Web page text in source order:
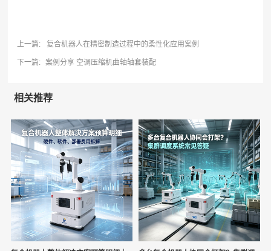
上一篇: 复合机器人在精密制造过程中的柔性化应用案例
下一篇: 案例分享 空调压缩机曲轴轴套装配
相关推荐